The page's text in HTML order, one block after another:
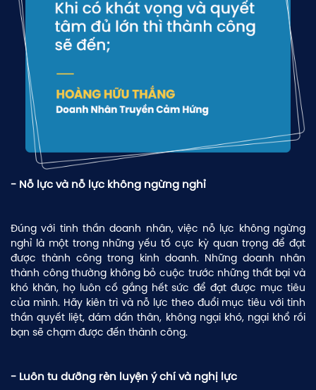
- Nỗ lực và nỗ lực không ngừng nghỉ
Đúng với tinh thần doanh nhân, việc nỗ lực không ngừng
nghỉ là một trong những yếu tố cực kỳ quan trọng để đạt
được thành công trong kinh doanh. Những doanh nhân
thành công thường không bỏ cuộc trước những thất bại và
khó khăn, họ luôn cố gắng hết sức để đạt được mục tiêu
của mình. Hãy kiên trì và nỗ lực theo đuổi mục tiêu với tinh
thần quyết liệt, dám dấn thân, không ngại khó, ngại khổ rồi
bạn sẽ chạm được đến thành công.
- Luôn tu dưỡng rèn luyện ý chí và nghị lực